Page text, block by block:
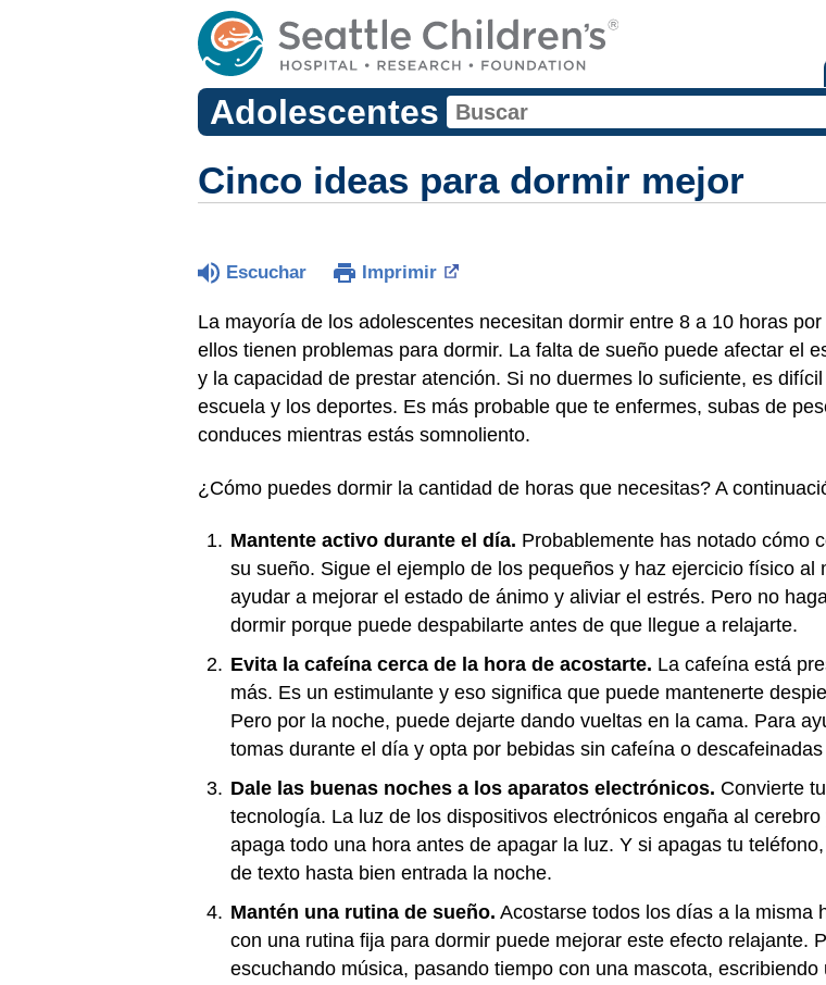
Adolescentes
Cinco ideas para dormir mejor
Escuchar Imprimir
La mayoría de los adolescentes necesitan dormir entre 8 a 10 horas
ellos tienen problemas para dormir. La falta de sueño puede afectar el
y la capacidad de prestar atención. Si no duermes lo suficiente, es
escuela y los deportes. Es más probable que te enfermes, subas de
conduces mientras estás somnoliento.
¿Cómo puedes dormir la cantidad de horas que necesitas? A
Mantente activo durante el día. Probablemente has notado cómo
su sueño. Sigue el ejemplo de los pequeños y haz ejercicio físico
ayudar a mejorar el estado de ánimo y aliviar el estrés. Pero no
dormir porque puede despabilarte antes de que llegue a relajarte.
Evita la cafeína cerca de la hora de acostarte. La cafeína está
más. Es un estimulante y eso significa que puede mantenerte
Pero por la noche, puede dejarte dando vueltas en la cama. Para
tomas durante el día y opta por bebidas sin cafeína o
Dale las buenas noches a los aparatos electrónicos. Convierte
tecnología. La luz de los dispositivos electrónicos engaña al
apaga todo una hora antes de apagar la luz. Y si apagas tu
de texto hasta bien entrada la noche.
Mantén una rutina de sueño. Acostarse todos los días a la misma
con una rutina fija para dormir puede mejorar este efecto relajante.
escuchando música, pasando tiempo con una mascota,